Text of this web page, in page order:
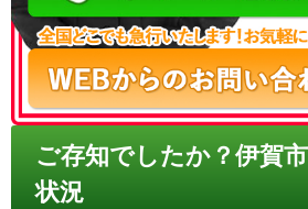
ご存知でしたか？伊賀
状況